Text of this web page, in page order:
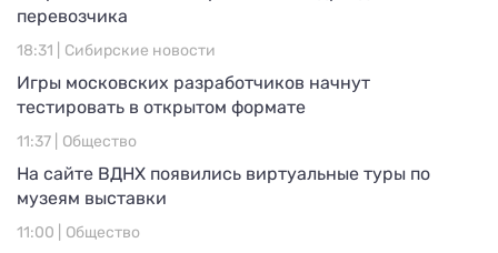
перевозчика
18:31 | Сибирские новости
Игры московских разработчиков начнут
тестировать в открытом формате
11:37 | Общество
На сайте ВДНХ появились виртуальные туры по
музеям выставки
11:00 | Общество